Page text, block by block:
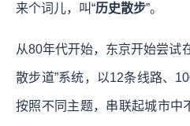
来个词儿，叫“历史散步”。
从80年代开始，东京开始尝试
散步道”系统，以12条线路、
按照不同主题，串联起城市中